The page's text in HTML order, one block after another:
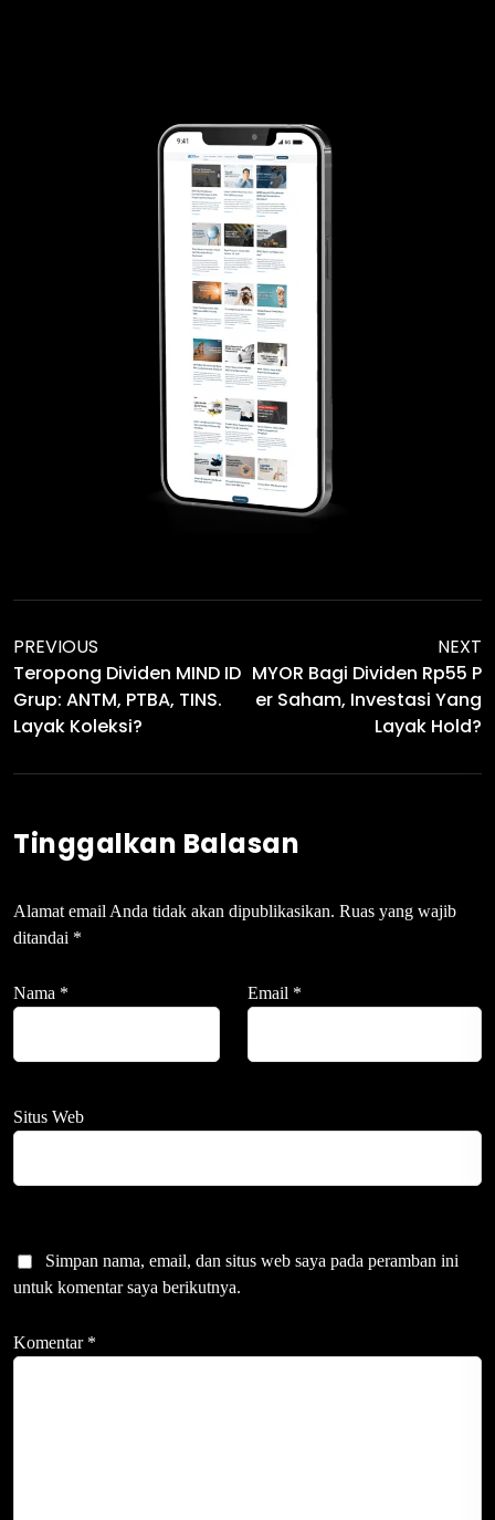
PREVIOUS
Teropong Dividen MIND ID
Grup: ANTM, PTBA, TINS.
Layak Koleksi?
NEXT
MYOR Bagi Dividen Rp55 P
Er Saham, Investasi Yang
Layak Hold?
Tinggalkan Balasan
Alamat email Anda tidak akan dipublikasikan. Ruas yang wajib
ditandai *
Nama * Email *
Situs Web
Simpan nama, email, dan situs web saya pada peramban ini
untuk komentar saya berikutnya.
Komentar *